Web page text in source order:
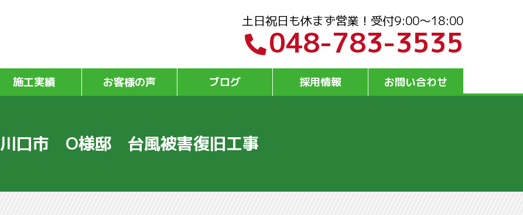
土日祝日も休まず営業！受付9:00～18:00
048-783-3535
施工実績 お客様の声 ブログ 採用情報 お問い合わせ
川口市 O様邸 台風被害復旧工事